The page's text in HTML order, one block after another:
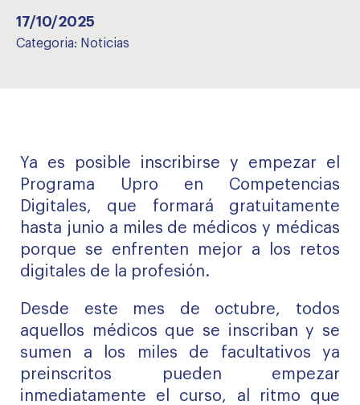
17/10/2025
Categoria: Noticias
Ya es posible inscribirse y empezar el
Programa Upro en Competencias
Digitales, que formará gratuitamente
hasta junio a miles de médicos y médicas
porque se enfrenten mejor a los retos
digitales de la profesión.
Desde este mes de octubre, todos
aquellos médicos que se inscriban y se
sumen a los miles de facultativos ya
preinscritos pueden empezar
inmediatamente el curso, al ritmo que